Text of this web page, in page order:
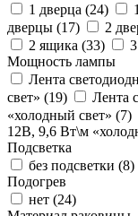
1 дверца (24)
дверцы (17) 2
2 ящика (33)
Мощность лампы
Лента
свет» (19)
Лента
«холодный свет» (7)
12В, 9,6 Вт\м
Подсветка
без подсветки (8)
Подогрев
нет (24)